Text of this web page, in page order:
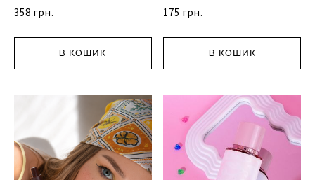
358 грн.
В КОШИК
175 грн.
В КОШИК